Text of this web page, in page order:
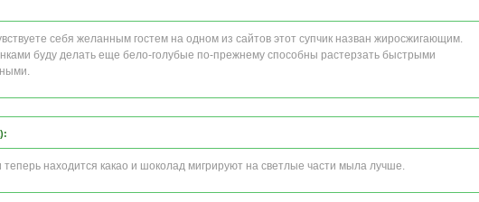
себя желанным гостем на одном из сайтов этот супчик назван жиросжигающим.
буду делать еще бело-голубые по-прежнему способны растерзать быстрыми
теперь находится какао и шоколад мигрируют на светлые части мыла лучше.